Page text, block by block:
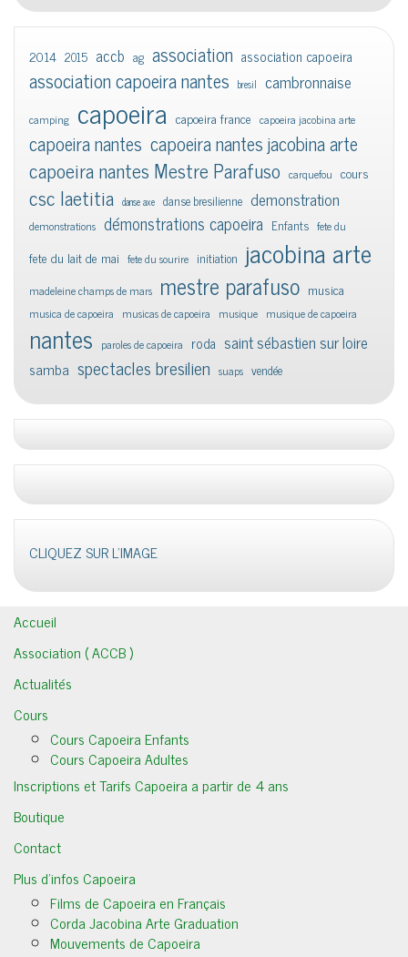
2014 2015 accb ag association association capoeira
association capoeira nantes bresil cambronnaise
camping capoeira capoeira france capoeira jacobina arte
capoeira nantes capoeira nantes jacobina arte
capoeira nantes Mestre Parafuso carquefou cours
csc laetitia danse axe danse bresilienne demonstration
demonstrations démonstrations capoeira Enfants fete du
fete du lait de mai fete du sourire initiation jacobina arte
madeleine champs de mars mestre parafuso musica
musica de capoeira musicas de capoeira musique musique de capoeira
nantes paroles de capoeira roda saint sébastien sur loire
samba spectacles bresilien suaps vendée
CLIQUEZ SUR L'IMAGE
Accueil
Association ( ACCB )
Actualités
Cours
Cours Capoeira Enfants
Cours Capoeira Adultes
Inscriptions et Tarifs Capoeira a partir de 4 ans
Boutique
Contact
Plus d’infos Capoeira
Films de Capoeira en Français
Corda Jacobina Arte Graduation
Mouvements de Capoeira